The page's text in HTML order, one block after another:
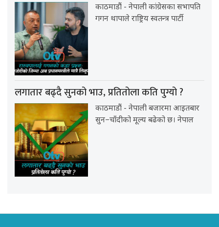
काठमाडौं - नेपाली कांग्रेसका सभापति
गगन थापाले राष्ट्रिय स्वतन्त्र पार्टी
लगातार बढ्दै सुनको भाउ, प्रतितोला कति पुग्यो ?
काठमाडौं - नेपाली बजारमा आइतबार
सुन–चाँदीको मूल्य बढेको छ। नेपाल